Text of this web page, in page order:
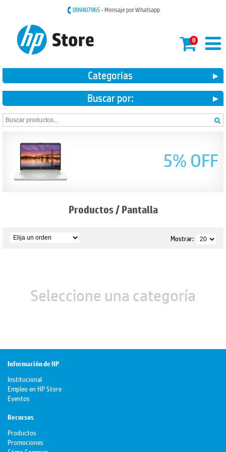
099407965- Mensaje por Whatsapp
0
Categorías
Buscar por:
5% OFF
Productos/Pantalla
Mostrar:
Seleccione una categoría
Información de HP
Institucional
Empleo en HP Store
Eventos
Recursos
Productos
Promociones